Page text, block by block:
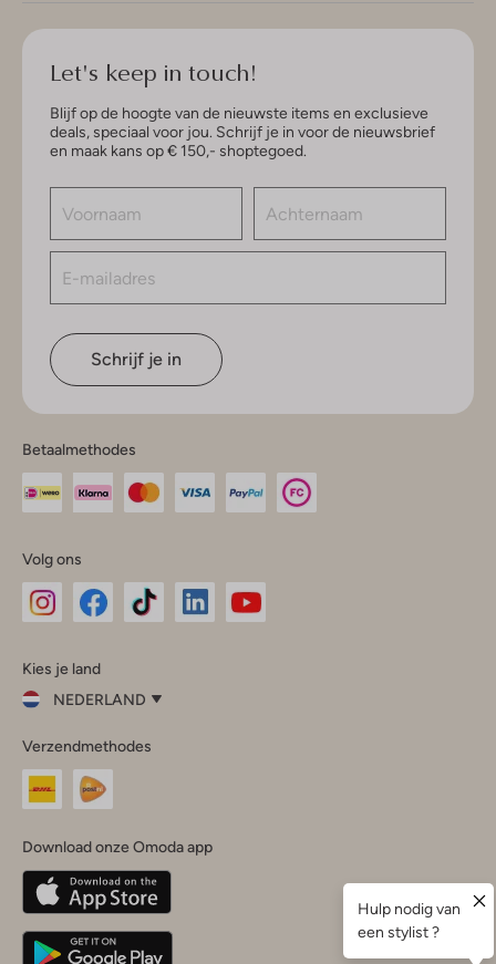
Let's keep in touch!
Blijf op de hoogte van de nieuwste items en exclusieve
deals, speciaal voor jou. Schrijf je in voor de nieuwsbrief
en maak kans op € 150,- shoptegoed.
Schrijf je in
Betaalmethodes
Volg ons
InstagramFacebook
Kies je land
NEDERLAND
je
land
Nederland
Belgique(Français)
Deutschland
Verzendmethodes
Download onze Omoda app